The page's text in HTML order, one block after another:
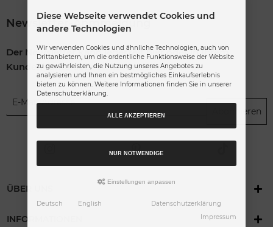
Newsletter-Anmmeldung
Der Newsletter kann jederzeit hier oder in Ihrem
Kundenkonto abbestellt werden.
Abonnieren
ÜBER UNS
INFORMATIONEN
Diese Webseite verwendet Cookies und
andere Technologien
Wir verwenden Cookies und ähnliche Technologien, auch von
Drittanbietern, um die ordentliche Funktionsweise der Website
zu gewährleisten, die Nutzung unseres Angebotes zu
analysieren und Ihnen ein bestmögliches Einkaufserlebnis
bieten zu können. Weitere Informationen finden Sie in unserer
Datenschutzerklärung.
ALLE AKZEPTIEREN
NUR NOTWENDIGE
Einstellungen anpassen
Deutsch English
Datenschutzerklärung
Impressum